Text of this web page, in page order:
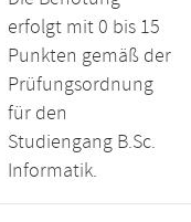
erfolgt mit 0 bis 15
Punkten gemäß der
Prüfungsordnung
für den
Studiengang B.Sc.
Informatik.